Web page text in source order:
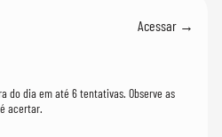
Acessar →
do dia em até 6 tentativas. Observe as
acertar.